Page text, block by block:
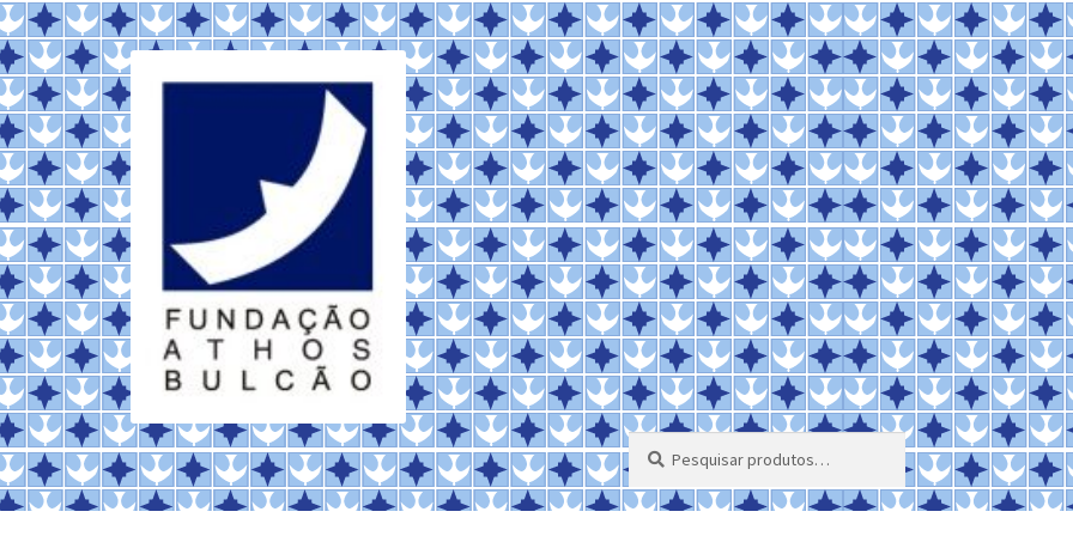
Pesquisar
por:
Pesquisar